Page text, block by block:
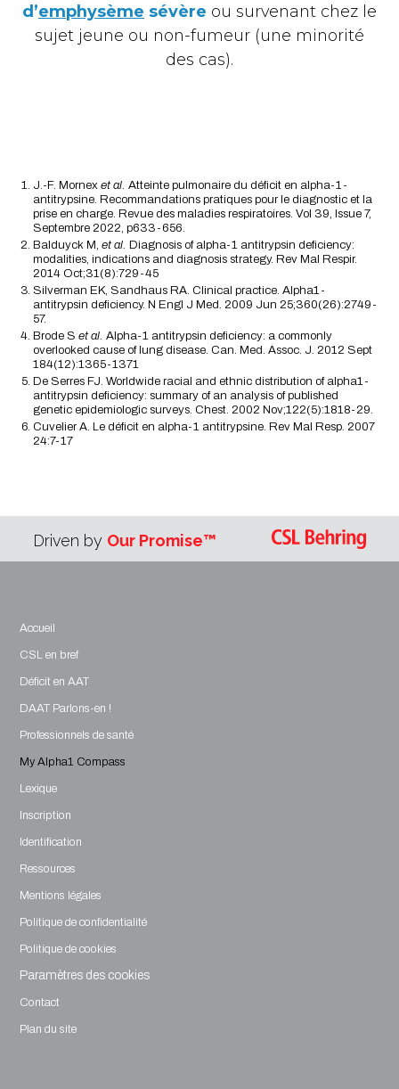
d’emphysème sévère ou survenant chez le
sujet jeune ou non-fumeur (une minorité
des cas).
J.-F. Mornexet al. Atteinte pulmonaire du déficit en alpha-1-
antitrypsine. Recommandations pratiques pour le diagnostic et la
prise en charge. Revue des maladies respiratoires. Vol 39, Issue 7,
Septembre 2022, p633-656.
Balduyck M,et al. Diagnosis of alpha-1 antitrypsin deficiency:
modalities, indications and diagnosis strategy. Rev Mal Respir.
2014 Oct;31(8):729-45
Silverman EK, Sandhaus RA. Clinical practice. Alpha1-
antitrypsin deficiency. N Engl J Med. 2009 Jun 25;360(26):2749-
57.
Brode Set al. Alpha-1 antitrypsin deficiency: a commonly
overlooked cause of lung disease. Can. Med. Assoc. J. 2012 Sept
184(12):1365-1371
De Serres FJ. Worldwide racial and ethnic distribution of alpha1-
antitrypsin deficiency: summary of an analysis of published
genetic epidemiologic surveys. Chest. 2002 Nov;122(5):1818-29.
Cuvelier A. Le déficit en alpha-1 antitrypsine. Rev Mal Resp. 2007
24:7-17
Driven by Our Promise™
Accueil
CSL en bref
Déficit en AAT
DAAT Parlons-en !
Professionnels de santé
My Alpha1 Compass
Lexique
Inscription
Identification
Ressources
Mentions légales
Politique de confidentialité
Politique de cookies
Paramètres des cookies
Contact
Plan du site